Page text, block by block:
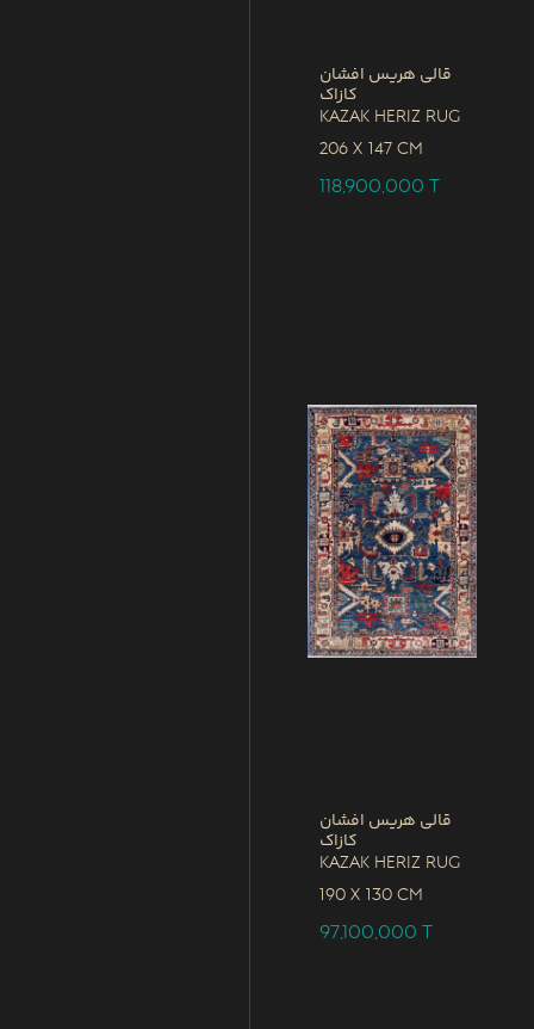
قالی هریس افشان
کازاک
Kazak Heriz Rug
206 x 147 CM
118,900,000T
قالی هریس افشان
کازاک
Kazak Heriz Rug
190 x 130 CM
97,100,000T